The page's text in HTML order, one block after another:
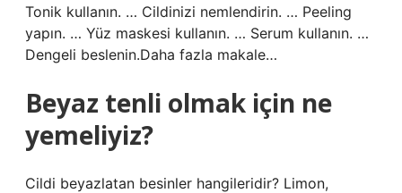
Tonik kullanın. … Cildinizi nemlendirin. … Peeling
yapın. … Yüz maskesi kullanın. … Serum kullanın. …
Dengeli beslenin.Daha fazla makale…
Beyaz tenli olmak için ne
yemeliyiz?
Cildi beyazlatan besinler hangileridir? Limon,